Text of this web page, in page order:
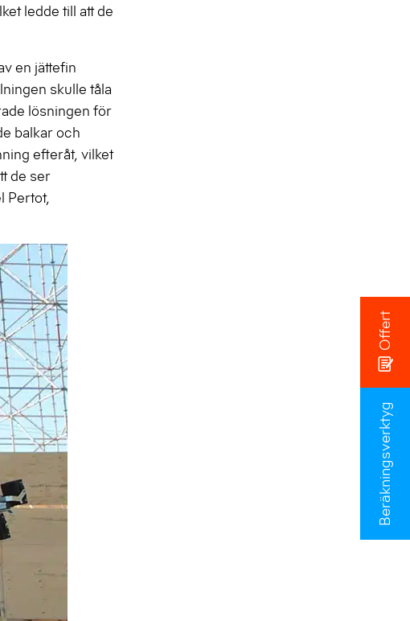
Offert
Beräkningsverktyg
ledde till att de
en jättefin
skulle tåla
lösningen för
balkar och
efteråt, vilket
de ser
Pertot,